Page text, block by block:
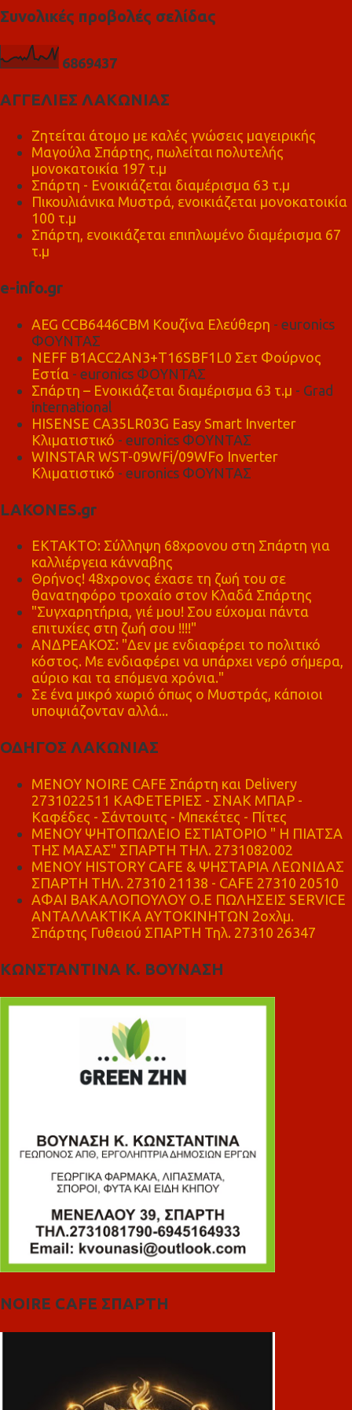
Συνολικές προβολές σελίδας
6869437
ΑΓΓΕΛΙΕΣ ΛΑΚΩΝΙΑΣ
Ζητείται άτομο με καλές γνώσεις μαγειρικής
Μαγούλα Σπάρτης, πωλείται πολυτελής
μονοκατοικία 197 τ.μ
Σπάρτη - Ενοικιάζεται διαμέρισμα 63 τ.μ
Πικουλιάνικα Μυστρά, ενοικιάζεται μονοκατοικία
100 τ.μ
Σπάρτη, ενοικιάζεται επιπλωμένο διαμέρισμα 67
τ.μ
e-info.gr
AEG CCB6446CBM Κουζίνα Ελεύθερη - euronics
ΦΟΥΝΤΑΣ
NEFF B1ACC2AN3+T16SBF1L0 Σετ Φούρνος
Εστία - euronics ΦΟΥΝΤΑΣ
Σπάρτη – Ενοικιάζεται διαμέρισμα 63 τ.μ - Grad
international
HISENSE CA35LR03G Easy Smart Inverter
Κλιματιστικό - euronics ΦΟΥΝΤΑΣ
WINSTAR WST-09WFi/09WFo Inverter
Κλιματιστικό - euronics ΦΟΥΝΤΑΣ
LAKONES.gr
ΕΚΤΑΚΤΟ: Σύλληψη 68χρονου στη Σπάρτη για
καλλιέργεια κάνναβης
Θρήνος! 48χρονος έχασε τη ζωή του σε
θανατηφόρο τροχαίο στον Κλαδά Σπάρτης
"Συγχαρητήρια, γιέ μου! Σου εύχομαι πάντα
επιτυχίες στη ζωή σου !!!!"
ΑΝΔΡΕΑΚΟΣ: "Δεν με ενδιαφέρει το πολιτικό
κόστος. Με ενδιαφέρει να υπάρχει νερό σήμερα,
αύριο και τα επόμενα χρόνια."
Σε ένα μικρό χωριό όπως ο Μυστράς, κάποιοι
υποψιάζονταν αλλά...
ΟΔΗΓΟΣ ΛΑΚΩΝΙΑΣ
MENOY NOIRE CAFE Σπάρτη και Delivery
2731022511 ΚΑΦΕΤΕΡΙΕΣ - ΣΝΑΚ ΜΠΑΡ -
Καφέδες - Σάντουιτς - Μπεκέτες - Πίτες
ΜΕΝΟΥ ΨΗΤΟΠΩΛΕΙΟ ΕΣΤΙΑΤΟΡΙΟ " Η ΠΙΑΤΣΑ
ΤΗΣ ΜΑΣΑΣ" ΣΠΑΡΤΗ ΤΗΛ. 2731082002
ΜΕΝΟΥ HISTORY CAFE & ΨΗΣΤΑΡΙΑ ΛΕΩΝΙΔΑΣ
ΣΠΑΡΤΗ ΤΗΛ. 27310 21138 - CAFE 27310 20510
ΑΦΑΙ ΒΑΚΑΛΟΠΟΥΛΟΥ Ο.Ε ΠΩΛΗΣΕΙΣ SERVICE
ΑΝΤΑΛΛΑΚΤΙΚΑ ΑΥΤΟΚΙΝΗΤΩΝ 2οχλμ.
Σπάρτης Γυθειού ΣΠΑΡΤΗ Τηλ. 27310 26347
ΚΩΝΣΤΑΝΤΙΝΑ Κ. ΒΟΥΝΑΣΗ
NOIRE CAFE ΣΠΑΡΤΗ